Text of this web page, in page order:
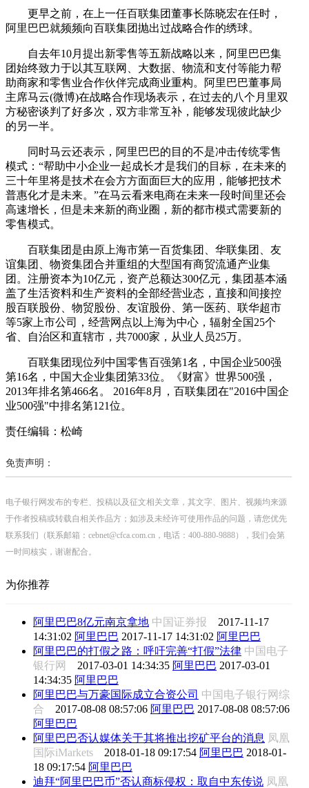
更早之前，在上一任百联集团董事长陈晓宏在任时，
阿里巴巴就频频向百联集团抛出过战略合作的绣球。
自去年10月提出新零售等五新战略以来，阿里巴巴集
团始终致力于以其互联网、大数据、物流和支付等能力帮
助商家和零售业合作伙伴完成商业重构。阿里巴巴董事局
主席马云(微博)在战略合作现场表示，在过去的八个月里双
方秘密谈判了好多次，双方非常互补，能够发现彼此缺少
的另一半。
同时马云还表示，阿里巴巴的目的不是冲击传统零售
模式：“帮助中小企业一起成长才是我们的目标，在未来的
三十年里将是技术在会方方面面巨大的应用，能够把技术
普惠化才是未来。”在马云看来电商在未来一段时间里还会
高速增长，但是未来新的商业圈，新的都市模式需要新的
零售模式。
百联集团是由原上海市第一百货集团、华联集团、友
谊集团、物资集团合并重组的大型国有商贸流通产业集
团。注册资本为10亿元，资产总额达300亿元，集团基本涵
盖了生活资料和生产资料的全部经营业态，直接和间接控
股百联股份、物贸股份、友谊股份、第一医药、联华超市
等5家上市公司，经营网点以上海为中心，辐射全国25个
省、自治区和直辖市，共7000家，从业人员25万。
百联集团现位列中国零售百强第1名，中国企业500强
第16名，中国大企业集团第33位。《财富》世界500强，
2013年排名第466名。 2016年8月，百联集团在"2016中国企
业500强"中排名第121位。
责任编辑：松崎
免责声明：
电子银行网发布的专栏、投稿以及征文相关文章，其文字、图片、视频均来源
于作者投稿或转载自相关作品方；如涉及未经许可使用作品的问题，请您优先
联系我们（联系邮箱：cebnet@cfca.com.cn，电话：400-880-9888），我们会第
一时间核实，谢谢配合。
为你推荐
阿里巴巴8亿元南京拿地 中国证券报 2017-11-17
14:31:02 阿里巴巴 2017-11-17 14:31:02 阿里巴巴
阿里巴巴的打假之路：呼吁完善“打假”法律 中国电子
银行网 2017-03-01 14:34:35 阿里巴巴 2017-03-01
14:34:35 阿里巴巴
阿里巴巴与万豪国际成立合资公司 中国电子银行网综
合 2017-08-08 08:57:06 阿里巴巴 2017-08-08 08:57:06
阿里巴巴
阿里巴巴否认媒体关于其将推出挖矿平台的消息 凤凰
国际iMarkets 2018-01-18 09:17:54 阿里巴巴 2018-01-
18 09:17:54 阿里巴巴
迪拜“阿里巴巴币”否认商标侵权：取自中东传说 凤凰